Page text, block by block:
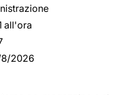
all'ora
2026